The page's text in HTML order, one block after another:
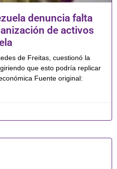
denuncia falta
de activos
de Freitas, cuestionó la
que esto podría replicar
Fuente original: